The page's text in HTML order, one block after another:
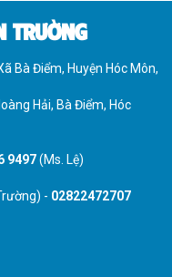
TRƯỜNG
Bà Điểm, Huyện Hóc Môn,
Hải, Bà Điểm, Hóc
9497(Ms. Lệ)
- 02822472707